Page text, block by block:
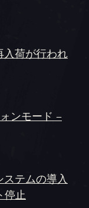
入荷が行われ
ンモード –
テムの導入
停止